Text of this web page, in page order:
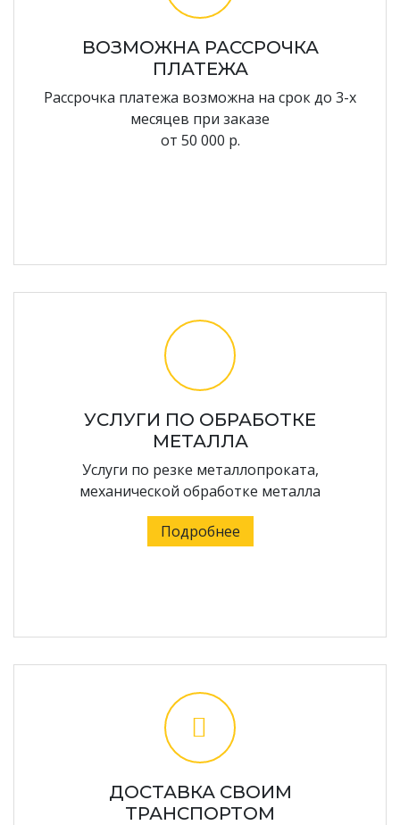
ВОЗМОЖНА РАССРОЧКА
ПЛАТЕЖА
Рассрочка платежа возможна на срок до 3-х
месяцев при заказе
от 50 000 р.
УСЛУГИ ПО ОБРАБОТКЕ
МЕТАЛЛА
Услуги по резке металлопроката,
механической обработке металла
Подробнее
ДОСТАВКА СВОИМ
ТРАНСПОРТОМ